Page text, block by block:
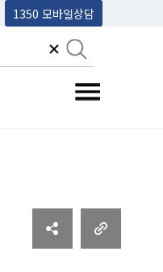
1350 모바일상담
전체메뉴 토글